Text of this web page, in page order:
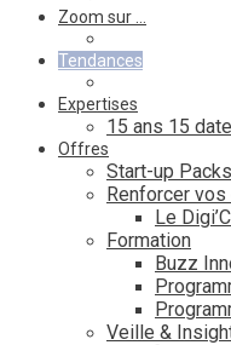
Zoom sur …
Tendances
Expertises
15 ans 15
Offres
Start-up Packs
Renforcer
Le
Formation
Buzz
Veille &